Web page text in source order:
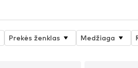
Prekės ženklas Medžiaga